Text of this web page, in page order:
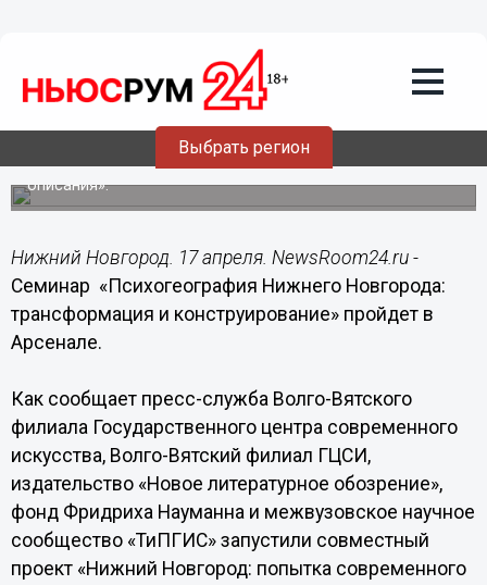
Выбрать регион
Семинар «Психогеография Нижнего
Новгорода: трансформация и
конструирование» пройдет в Арсенале
Семинар состоится в рамках исследовательского
проекта «Нижний Новгород: попытка современного
описания».
Нижний Новгород. 17 апреля. NewsRoom24.ru -
Семинар «Психогеография Нижнего Новгорода:
трансформация и конструирование» пройдет в
Арсенале.
Как сообщает пресс-служба Волго-Вятского
филиала Государственного центра современного
искусства, Волго-Вятский филиал ГЦСИ,
издательство «Новое литературное обозрение»,
фонд Фридриха Науманна и межвузовское научное
сообщество «ТиПГИС» запустили совместный
проект «Нижний Новгород: попытка современного